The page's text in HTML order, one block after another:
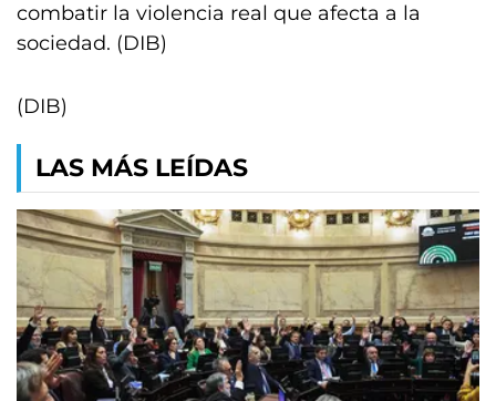
combatir la violencia real que afecta a la
sociedad. (DIB)
(DIB)
LAS MÁS LEÍDAS